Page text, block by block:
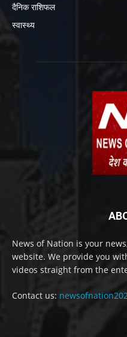
दैनिक राशिफल
स्वास्थ्य
News of Nation is your
website. We provide you
videos straight from the
Contact us: